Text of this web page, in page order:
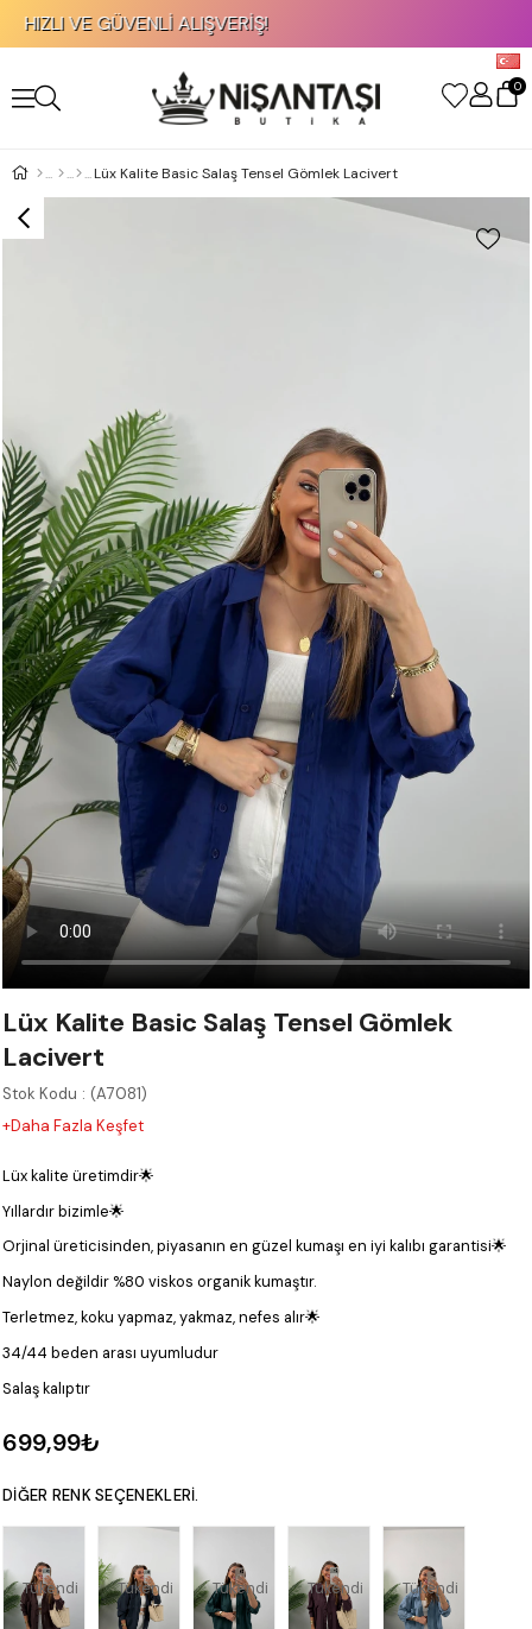
VE GÜVENLİ ALIŞVERİŞ!
0
Lüx Kalite Basic Salaş Tensel Gömlek Lacivert
Lüx Kalite Basic Salaş Tensel Gömlek
Lacivert
Stok Kodu
(A7081)
+Daha Fazla Keşfet
Lüx kalite üretimdir🌟
Yıllardır bizimle🌟
Orjinal üreticisinden, piyasanın en güzel kumaşı en iyi kalıbı garantisi🌟
Naylon değildir %80 viskos organik kumaştır.
Terletmez, koku yapmaz, yakmaz, nefes alır🌟
34/44 beden arası uyumludur
Salaş kalıptır
699,99₺
DIĞER RENK SEÇENEKLERI.
Tükendi Tükendi Tükendi Tükendi Tükendi